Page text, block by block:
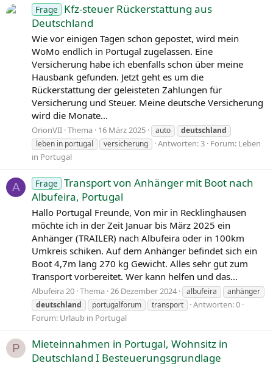
View More On Wikipedia.org
Frage
Kfz-steuer Rückerstattung aus
Deutschland
Wie vor einigen Tagen schon gepostet, wird mein
WoMo endlich in Portugal zugelassen. Eine
Versicherung habe ich ebenfalls schon über meine
Hausbank gefunden. Jetzt geht es um die
Rückerstattung der geleisteten Zahlungen für
Versicherung und Steuer. Meine deutsche Versicherung
wird die Monate...
OrionVII Thema 16 März 2025 auto
deutschland
leben in portugal
versicherung Antworten: 3 Forum: Leben
in Portugal
A Frage Transport von Anhänger mit Boot nach
Albufeira, Portugal
Hallo Portugal Freunde, Von mir in Recklinghausen
möchte ich in der Zeit Januar bis März 2025 ein
Anhänger (TRAILER) nach Albufeira oder in 100km
Umkreis schiken. Auf dem Anhänger befindet sich ein
Boot 4,7m lang 270 kg Gewicht. Alles sehr gut zum
Transport vorbereitet. Wer kann helfen und das...
Albufeira 20 Thema 26 Dezember 2024 albufeira
anhänger
deutschland
portugalforum transport
Antworten: 0
Forum: Urlaub in Portugal
P
Mieteinnahmen in Portugal, Wohnsitz in
Deutschland I Besteuerungsgrundlage